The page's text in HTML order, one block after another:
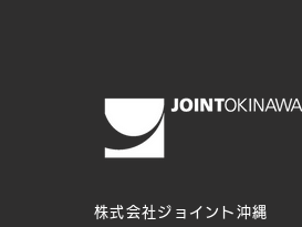
株式会社ジョイント沖縄